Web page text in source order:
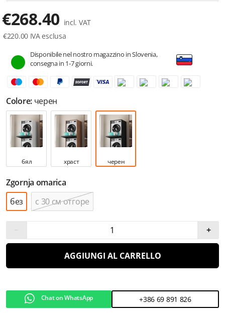
€268.40 incl. VAT
€220.00IVA esclusa
Disponibile nel nostro magazzino in Slovenia,
consegna in 1-7 giorni.
Colore: черен
бял храст черен
Zgornja omarica
без
с 30 см отгоре
+
AGGIUNGI AL CARRELLO
Chat on WhatsApp +386 69 891 826